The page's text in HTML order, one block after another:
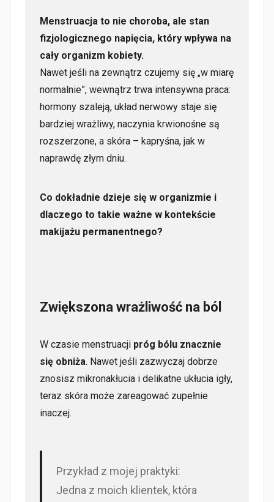
Menstruacja to nie choroba, ale stan
fizjologicznego napięcia, który wpływa na
cały organizm kobiety.
Nawet jeśli na zewnątrz czujemy się „w miarę
normalnie”, wewnątrz trwa intensywna praca:
hormony szaleją, układ nerwowy staje się
bardziej wrażliwy, naczynia krwionośne są
rozszerzone, a skóra – kapryśna, jak w
naprawdę złym dniu.
Co dokładnie dzieje się w organizmie i
dlaczego to takie ważne w kontekście
makijażu permanentnego?
Zwiększona wrażliwość na ból
W czasie menstruacji próg bólu znacznie
się obniża. Nawet jeśli zazwyczaj dobrze
znosisz mikronakłucia i delikatne ukłucia igły,
teraz skóra może zareagować zupełnie
inaczej.
Przykład z mojej praktyki:
Jedna z moich klientek, która